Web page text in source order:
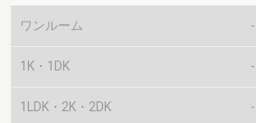
ワンルーム -
1K・1DK -
1LDK・2K・2DK -